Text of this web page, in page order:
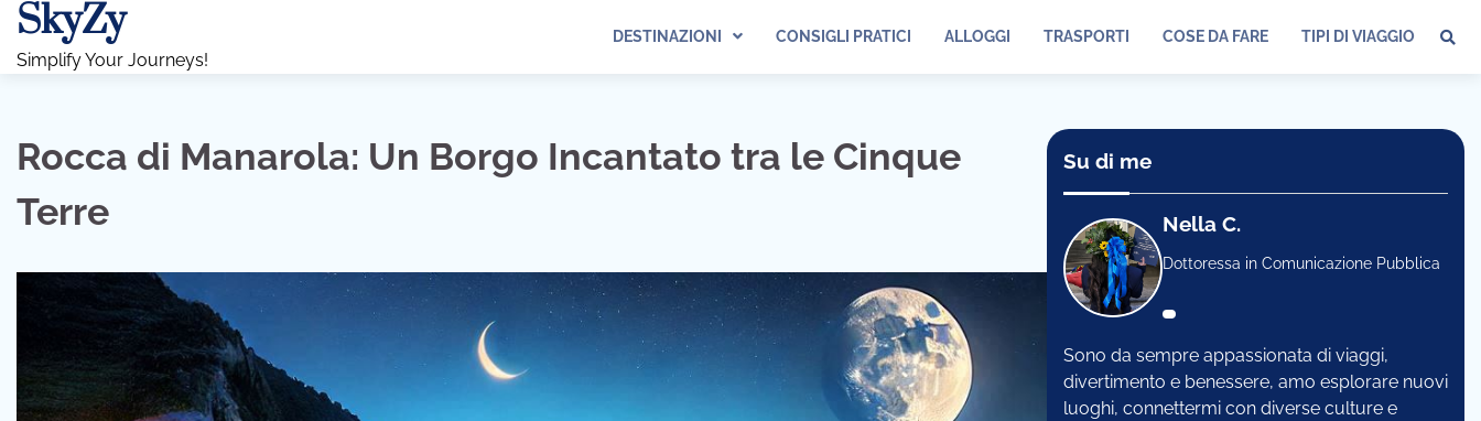
Skip
content
SkyZy
Simplify Your Journeys!
DESTINAZIONI CONSIGLI PRATICI ALLOGGI TRASPORTI COSE DA FARE TIPI DI VIAGGIO
Rocca di Manarola: Un Borgo Incantato tra le Cinque
Terre
Su di me
Nella C.
Dottoressa in Comunicazione Pubblica
Sono da sempre appassionata di viaggi,
divertimento e benessere, amo esplorare nuovi
luoghi, connettermi con diverse culture e